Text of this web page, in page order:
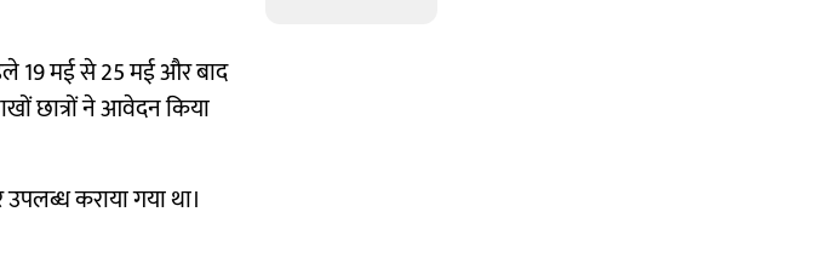
19 मई से 25 मई और बाद
छात्रों ने आवेदन किया
कराया गया था।